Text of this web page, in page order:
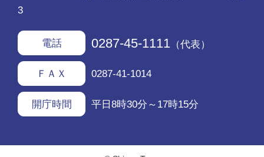
3
電話 0287-45-1111 （代表）
ＦＡＸ 0287-41-1014
開庁時間 平日8時30分～17時15分